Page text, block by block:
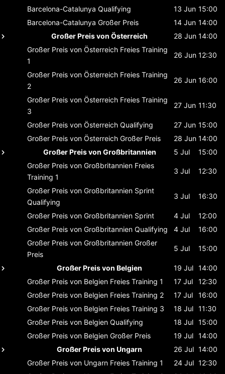
Barcelona-Catalunya Qualifying 13 Jun 15:00
Barcelona-Catalunya Großer Preis 14 Jun 14:00
Großer Preis von Österreich
28 Jun 14:00
Großer Preis von Österreich Freies Training
1
26 Jun 12:30
Großer Preis von Österreich Freies Training
2
26 Jun 16:00
Großer Preis von Österreich Freies Training
3
27 Jun 11:30
Großer Preis von Österreich Qualifying 27 Jun 15:00
Großer Preis von Österreich Großer Preis 28 Jun 14:00
Großer Preis von Großbritannien
5 Jul
15:00
Großer Preis von Großbritannien Freies
Training 1
3 Jul 12:30
Großer Preis von Großbritannien Sprint
Qualifying
3 Jul 16:30
Großer Preis von Großbritannien Sprint 4 Jul
12:00
Großer Preis von Großbritannien Qualifying 4 Jul
16:00
Großer Preis von Großbritannien Großer
Preis
5 Jul 15:00
Großer Preis von Belgien 19 Jul 14:00
Großer Preis von Belgien Freies Training 1 17 Jul
12:30
Großer Preis von Belgien Freies Training 2 17 Jul
16:00
Großer Preis von Belgien Freies Training 3 18 Jul 11:30
Großer Preis von Belgien Qualifying 18 Jul 15:00
Großer Preis von Belgien Großer Preis 19 Jul 14:00
Großer Preis von Ungarn
26 Jul 14:00
Großer Preis von Ungarn Freies Training 1 24 Jul 12:30